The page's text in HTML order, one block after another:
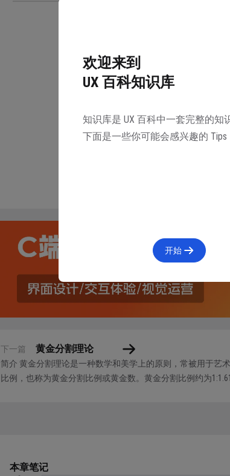
邀请
可以共
原子设计理论是由英国设计师布莱德·弗罗斯特（
设计理论的核心概念：
原子（Atoms）：在原子设计理论中，最基本
模板（Templates）：模板是具体页面的布局
页面（Pages）：页面是最终用户所看到的完
下一篇 黄金分割理论
简介 黄金分割理论是一种数学和美学上的原则，常被用于艺
比例，也称为黄金分割比例或黄金数。黄金分割比例约为
本章笔记
欢迎来到
UX 百科知识库
知识库是 UX 百科中一套完整的知
下面是一些你可能会感兴趣的 Tips
开始